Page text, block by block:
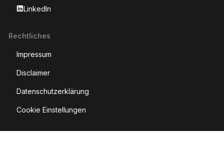
LinkedIn
Rechtliches
Impressum
Disclaimer
Datenschutzerklärung
Cookie Einstellungen